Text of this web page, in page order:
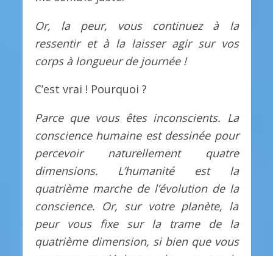
Or, la peur, vous continuez à la
ressentir et à la laisser agir sur vos
corps à longueur de journée !
C’est vrai ! Pourquoi ?
Parce que vous êtes inconscients. La
conscience humaine est dessinée pour
percevoir naturellement quatre
dimensions. L’humanité est la
quatrième marche de l’évolution de la
conscience. Or, sur votre planète, la
peur vous fixe sur la trame de la
quatrième dimension, si bien que vous